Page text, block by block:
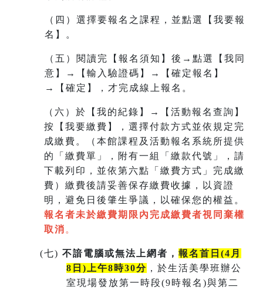
（四）選擇要報名之課程，並點選【我要報
名】。
（五）閱讀完【報名須知】後→點選【我同
意】→【輸入驗證碼】→【確定報名】
→【確定】，才完成線上報名。
（六）於【我的紀錄】→【活動報名查詢】
按【我要繳費】，選擇付款方式並依規定完
成繳費。（本館課程及活動報名系統所提供
的「繳費單」，附有一組
「繳款代號」，請
下載列印，並依第六點「繳費方式」完成繳
費）繳費後請妥善保存繳費收據，以資證
明，避免日後肇生爭議，以確保您的權益。
報名者未於繳費期限內完成繳費者視同棄權
取消 。
(七) 不諳電腦或無法上網者， 報名首日(4月
8日)上午8時30分 ，於生活美學班辦公
室現場發放第一時段(9時報名)與第二